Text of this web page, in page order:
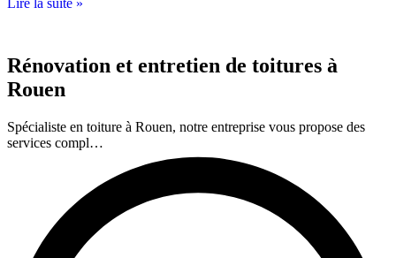
Rénovation et entretien de toitures à
Rouen
Spécialiste en toiture à Rouen, notre entreprise vous propose des
services compl…